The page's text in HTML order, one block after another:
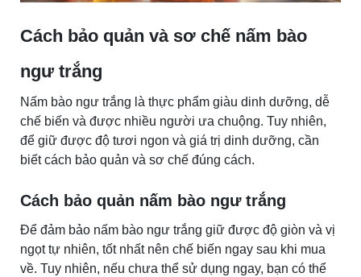
Cách bảo quản và sơ chế nấm bào
ngư trắng
Nấm bào ngư trắng là thực phẩm giàu dinh dưỡng, dễ
chế biến và được nhiều người ưa chuộng. Tuy nhiên,
để giữ được độ tươi ngon và giá trị dinh dưỡng, cần
biết cách bảo quản và sơ chế đúng cách.
Cách bảo quản nấm bào ngư trắng
Để đảm bảo nấm bào ngư trắng giữ được độ giòn và vị
ngọt tự nhiên, tốt nhất nên chế biến ngay sau khi mua
về. Tuy nhiên, nếu chưa thể sử dụng ngay, bạn có thể